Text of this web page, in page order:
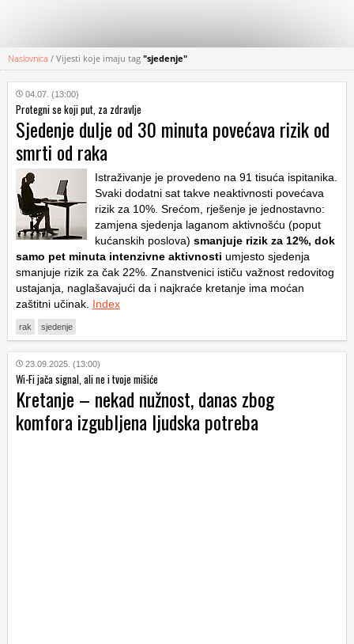
KATEGORIJE
HRVATSKI
WEB
Naslovnica / Vijesti koje imaju tag "sjedenje"
04.07. (13:00)
Protegni se koji put, za zdravlje
Sjedenje dulje od 30 minuta povećava rizik od
smrti od raka
Istraživanje je provedeno na 91 tisuća ispitanika.
Svaki dodatni sat takve neaktivnosti povećava
rizik za 10%. Srećom, rješenje je jednostavno:
zamjena sjedenja laganom aktivnošću (poput
kućanskih poslova) smanjuje rizik za 12%, dok
samo pet minuta intenzivne aktivnosti umjesto sjedenja
smanjuje rizik za čak 22%. Znanstvenici ističu važnost redovitog
ustajanja, naglašavajući da i najkraće kretanje ima moćan
zaštitni učinak. Index
rak sjedenje
23.09.2025. (13:00)
Wi-Fi jača signal, ali ne i tvoje mišiće
Kretanje – nekad nužnost, danas zbog
komfora izgubljena ljudska potreba